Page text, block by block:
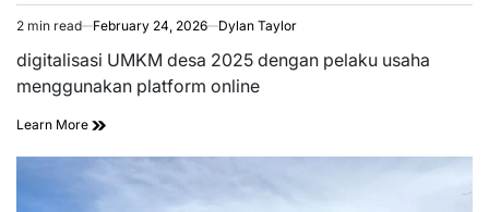
Estimated
read
time
2 min read February 24, 2026 Dylan Taylor
digitalisasi UMKM desa 2025 dengan pelaku usaha
menggunakan platform online
Learn More